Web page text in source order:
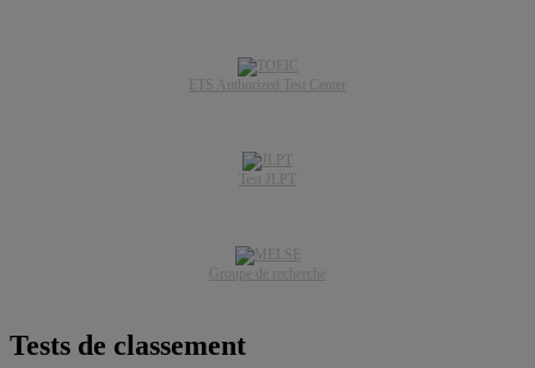
ETS Authorized Test Center
Test JLPT
Groupe de recherche
Tests de classement